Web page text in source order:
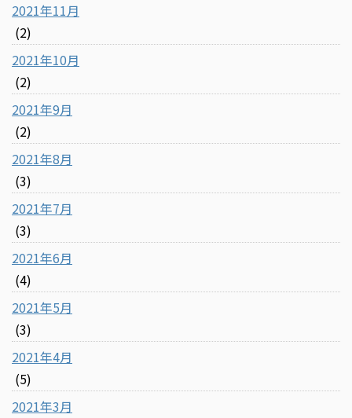
2021年11月
(2)
2021年10月
(2)
2021年9月
(2)
2021年8月
(3)
2021年7月
(3)
2021年6月
(4)
2021年5月
(3)
2021年4月
(5)
2021年3月